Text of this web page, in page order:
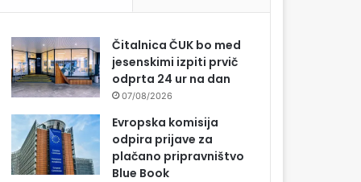
Čitalnica ČUK bo med
jesenskimi izpiti prvič
odprta 24 ur na dan
07/08/2026
Evropska komisija
odpira prijave za
plačano pripravništvo
Blue Book